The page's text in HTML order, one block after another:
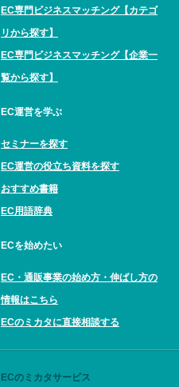
EC専門ビジネスマッチング【カテゴ
リから探す】
EC専門ビジネスマッチング【企業一
覧から探す】
EC運営を学ぶ
セミナーを探す
EC運営の役立ち資料を探す
おすすめ書籍
EC用語辞典
ECを始めたい
EC・通販事業の始め方・伸ばし方の
情報はこちら
ECのミカタに直接相談する
ECのミカタサービス